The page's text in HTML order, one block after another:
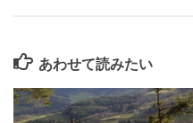
あわせて読みたい